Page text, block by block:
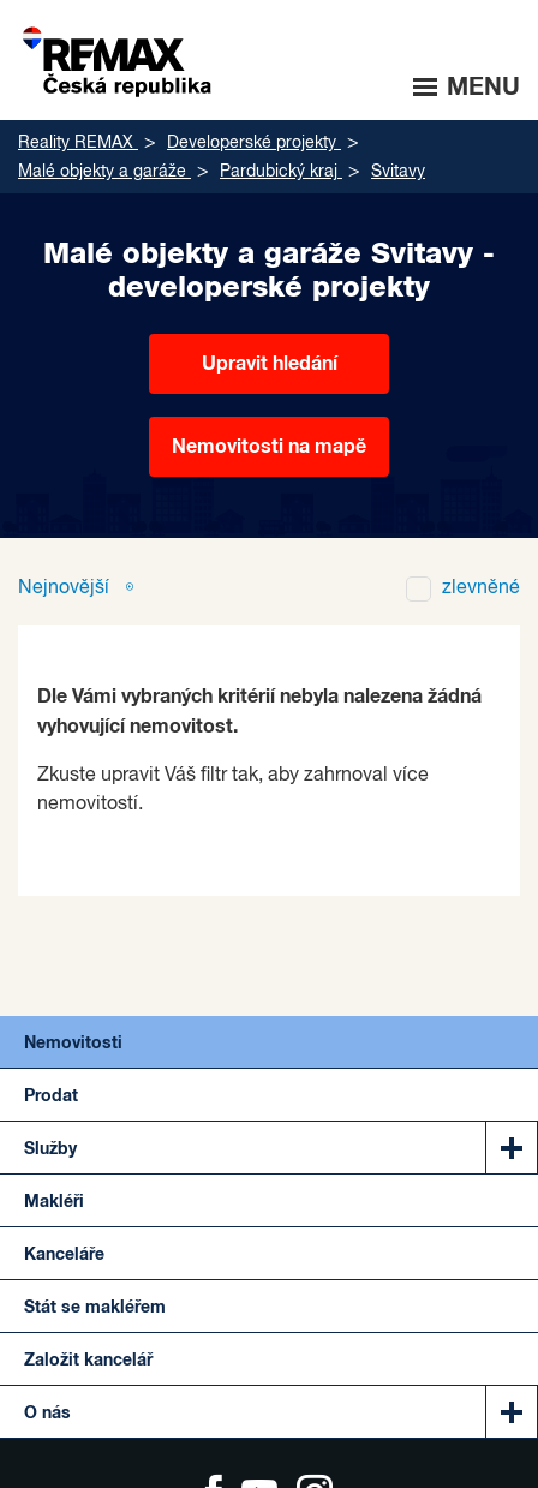
MENU
Reality REMAX
Developerské projekty
Malé objekty a garáže
Pardubický kraj Svitavy
Malé objekty a garáže Svitavy -
developerské projekty
Upravit hledání
Nemovitosti na mapě
Nejnovější zlevněné
Dle Vámi vybraných kritérií nebyla nalezena žádná
vyhovující nemovitost.
Zkuste upravit Váš filtr tak, aby zahrnoval více
nemovitostí.
Nemovitosti
Prodat
Služby
Makléři
Kanceláře
Stát se makléřem
Založit kancelář
O nás